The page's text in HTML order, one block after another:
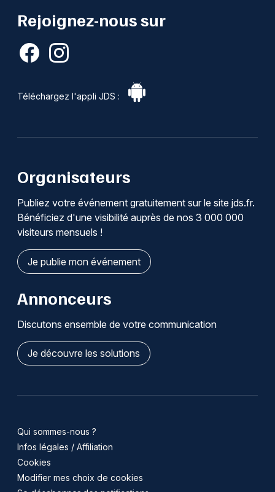
Rejoignez-nous sur
Téléchargez l'appli JDS :
Organisateurs
Publiez votre événement gratuitement sur le site jds.fr.
Bénéficiez d'une visibilité auprès de nos 3 000 000
visiteurs mensuels !
Je publie mon événement
Annonceurs
Discutons ensemble de votre communication
Je découvre les solutions
Qui sommes-nous ?
Infos légales / Affiliation
Cookies
Modifier mes choix de cookies